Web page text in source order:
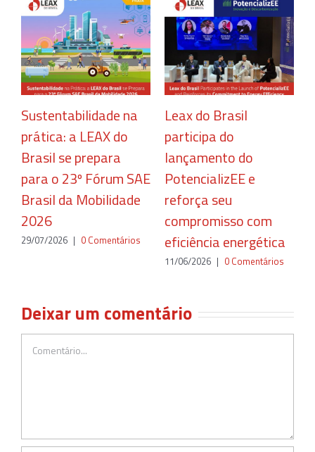
Sustentabilidade na
prática: a LEAX do
Brasil se prepara
para o 23º Fórum SAE
Brasil da Mobilidade
2026
29/07/2026 | 0 Comentários
Leax do Brasil
participa do
lançamento do
PotencializEE e
reforça seu
compromisso com
eficiência energética
11/06/2026 | 0 Comentários
Deixar um comentário
Comentário